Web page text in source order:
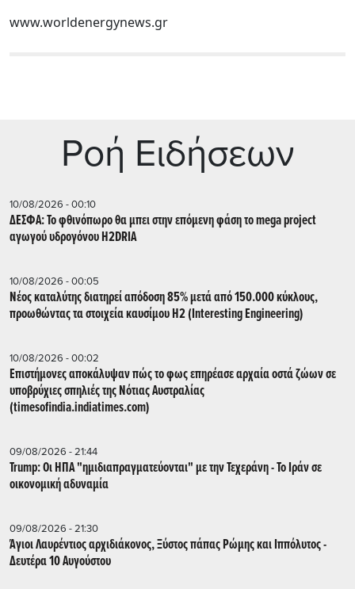
www.worldenergynews.gr
Ρoή Ειδήσεων
10/08/2026 - 00:10
ΔΕΣΦΑ: Το φθινόπωρο θα μπει στην επόμενη φάση το mega project
αγωγού υδρογόνου H2DRIA
10/08/2026 - 00:05
Nέος καταλύτης διατηρεί απόδοση 85% μετά από 150.000 κύκλους,
προωθώντας τα στοιχεία καυσίμου H2 (Interesting Engineering)
10/08/2026 - 00:02
Επιστήμονες αποκάλυψαν πώς το φως επηρέασε αρχαία οστά ζώων σε
υποβρύχιες σπηλιές της Νότιας Αυστραλίας
(timesofindia.indiatimes.com)
09/08/2026 - 21:44
Trump: Οι ΗΠΑ "ημιδιαπραγματεύονται" με την Τεχεράνη - Το Ιράν σε
οικονομική αδυναμία
09/08/2026 - 21:30
Άγιοι Λαυρέντιος αρχιδιάκονος, Ξύστος πάπας Ρώμης και Ιππόλυτος -
Δευτέρα 10 Αυγούστου